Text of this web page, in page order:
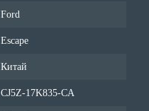
Ford
Escape
Китай
CJ5Z-17K835-CA